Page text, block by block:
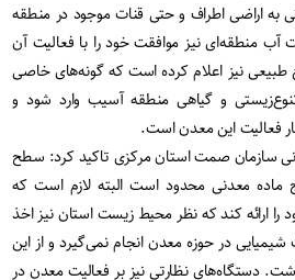
به اراضی اطراف و حتی قنات موجود در منطقه
منطقه‌ای نیز موافقت خود را با فعالیت آن
طبیعی نیز اعلام کرده است که گونه‌های خاصی
و گیاهی منطقه آسیب وارد شود و
فعالیت این معدن است.
سازمان صمت استان مرکزی تاکید کرد: سطح
ماده معدنی محدود است البته لازم است که
ارائه کند که نظر محیط زیست استان نیز اخذ
در حوزه معدن انجام نمی‌گیرد و از این
دستگاه‌های نظارتی نیز بر فعالیت معدن در